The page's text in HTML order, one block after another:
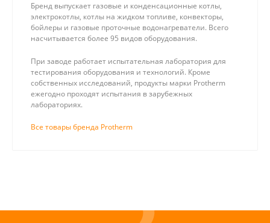
Бренд выпускает газовые и конденсационные котлы,
электрокотлы, котлы на жидком топливе, конвекторы,
бойлеры и газовые проточные водонагреватели. Всего
насчитывается более 95 видов оборудования.
При заводе работает испытательная лаборатория для
тестирования оборудования и технологий. Кроме
собственных исследований, продукты марки Protherm
ежегодно проходят испытания в зарубежных
лабораториях.
Все товары бренда Protherm